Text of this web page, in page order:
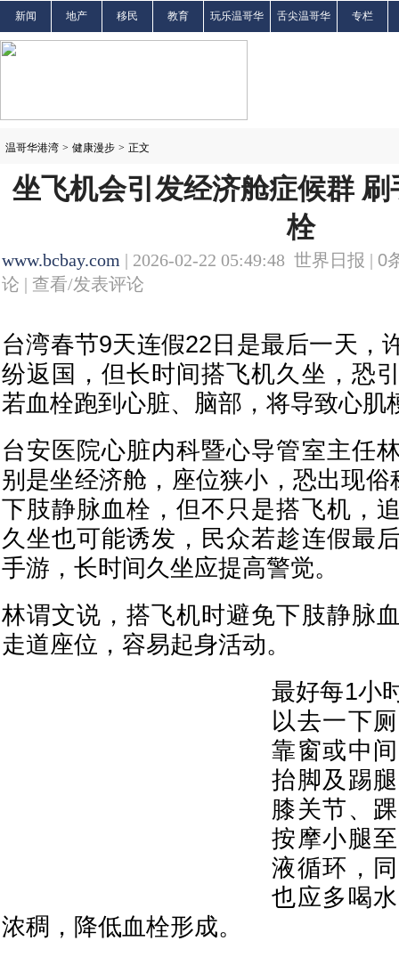
新闻 地产 移民 教育 玩乐温哥华 舌尖温哥华 专栏
温哥华港湾 > 健康漫步 > 正文
坐飞机会引发经济舱症候群
栓
www.bcbay.com | 2026-02-22 05:49:48 世界日报 | 0
论 | 查看/发表评论
台湾春节9天连假22日是最后一天，
纷返国，但长时间搭飞机久坐，恐
若血栓跑到心脏、脑部，将导致心肌
台安医院心脏内科暨心导管室主任
别是坐经济舱，座位狭小，恐出现俗
下肢静脉血栓，但不只是搭飞机，
久坐也可能诱发，民众若趁连假最
手游，长时间久坐应提高警觉。
林谓文说，搭飞机时避免下肢静脉
走道座位，容易起身活动。
最好每1小
以去一下
靠窗或中
抬脚及踢
膝关节、
按摩小腿
液循环，
也应多喝
浓稠，降低血栓形成。